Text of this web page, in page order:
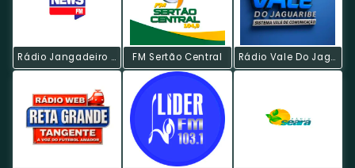
Rádio Jangadeiro BandNews FM FM Sertão Central Rádio Vale Do Jaguaribe